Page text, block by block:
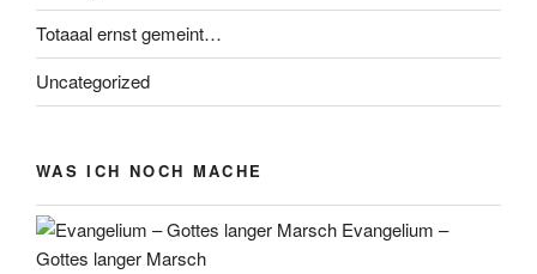
Totaaal ernst gemeint…
Uncategorized
WAS ICH NOCH MACHE
Evangelium –
Gottes langer Marsch